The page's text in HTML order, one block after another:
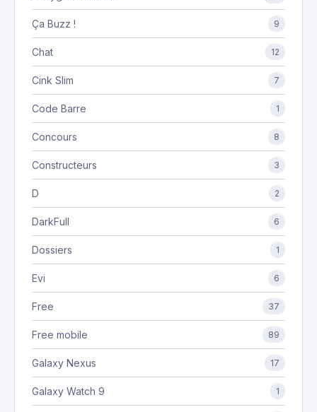
Ça Buzz ! 9
Chat 12
Cink Slim 7
Code Barre 1
Concours 8
Constructeurs 3
D 2
DarkFull 6
Dossiers 1
Evi 6
Free 37
Free mobile 89
Galaxy Nexus 17
Galaxy Watch 9 1